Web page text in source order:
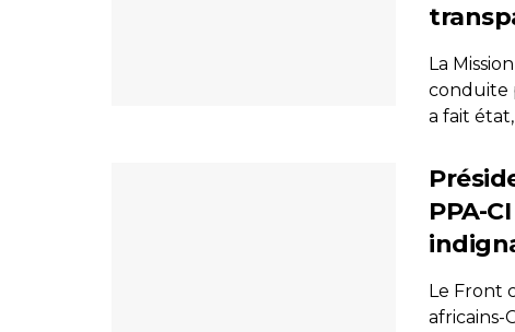
La
conduite
a fait
PPA-
Le Front
africains-